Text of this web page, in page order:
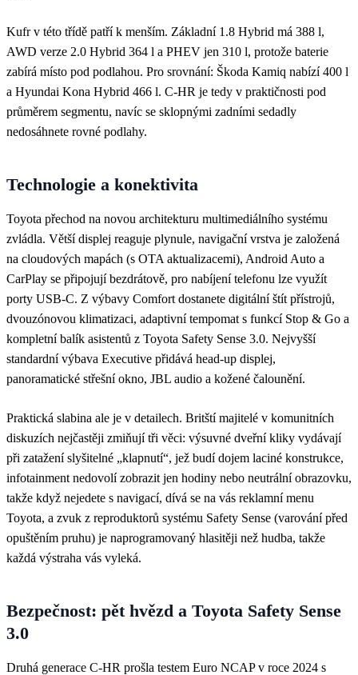
Kufr v této třídě patří k menším. Základní 1.8 Hybrid má 388 l,
AWD verze 2.0 Hybrid 364 l a PHEV jen 310 l, protože baterie
zabírá místo pod podlahou. Pro srovnání: Škoda Kamiq nabízí 400 l
a Hyundai Kona Hybrid 466 l. C-HR je tedy v praktičnosti pod
průměrem segmentu, navíc se sklopnými zadními sedadly
nedosáhnete rovné podlahy.
Technologie a konektivita
Toyota přechod na novou architekturu multimediálního systému
zvládla. Větší displej reaguje plynule, navigační vrstva je založená
na cloudových mapách (s OTA aktualizacemi), Android Auto a
CarPlay se připojují bezdrátově, pro nabíjení telefonu lze využít
porty USB-C. Z výbavy Comfort dostanete digitální štít přístrojů,
dvouzónovou klimatizaci, adaptivní tempomat s funkcí Stop & Go a
kompletní balík asistentů z Toyota Safety Sense 3.0. Nejvyšší
standardní výbava Executive přidává head-up displej,
panoramatické střešní okno, JBL audio a kožené čalounění.
Praktická slabina ale je v detailech. Britští majitelé v komunitních
diskuzích nejčastěji zmiňují tři věci: výsuvné dveřní kliky vydávají
při zatažení slyšitelné „klapnutí“, jež budí dojem laciné konstrukce,
infotainment nedovolí zobrazit jen hodiny nebo neutrální obrazovku,
takže když nejedete s navigací, dívá se na vás reklamní menu
Toyota, a zvuk z reproduktorů systému Safety Sense (varování před
opuštěním pruhu) je naprogramovaný hlasitěji než hudba, takže
každá výstraha vás vyleká.
Bezpečnost: pět hvězd a Toyota Safety Sense
3.0
Druhá generace C-HR prošla testem Euro NCAP v roce 2024 s